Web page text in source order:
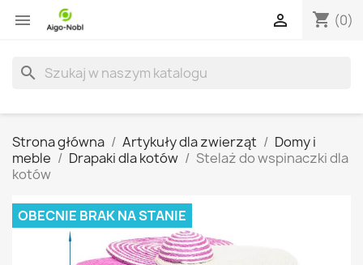
 shopping_cart (0)

search
Strona główna Artykuły dla zwierząt
Domy i
meble
Drapaki dla kotów
Stelaż do wspinaczki dla
kotów
OBECNIE BRAK NA STANIE